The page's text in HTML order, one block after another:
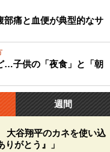
部痛と血便が典型的なサ
…子供の「夜食」と「朝
週間
谷翔平のカネを使い込
がとう』」